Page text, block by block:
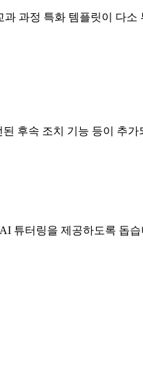
과 과정 특화 템플릿이 다소
된 후속 조치 기능 등이 추
튜터링을 제공하도록 돕